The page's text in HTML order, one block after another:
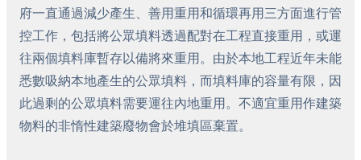
府一直通過減少產生、善用重用和循環再用三方面進行管
控工作，包括將公眾填料透過配對在工程直接重用，或運
往兩個填料庫暫存以備將來重用。由於本地工程近年未能
悉數吸納本地產生的公眾填料，而填料庫的容量有限，因
此過剩的公眾填料需要運往內地重用。不適宜重用作建築
物料的非惰性建築廢物會於堆填區棄置。